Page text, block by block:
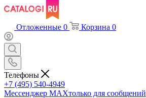
Отложенные 0 Корзина 0
Телефоны
+7 (495) 540-4949
Мессенджер МАХтолько для сообщений